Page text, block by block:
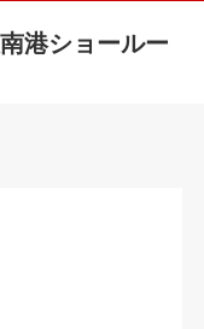
港ショールー